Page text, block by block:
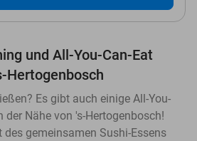
und All-You-Can-Eat
Hertogenbosch
Es gibt auch einige All-You-
der Nähe von 's-Hertogenbosch!
des gemeinsamen Sushi-Essens